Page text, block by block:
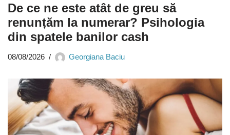
De ce ne este atât de greu să
renunțăm la numerar? Psihologia
din spatele banilor cash
08/08/2026 Georgiana Baciu